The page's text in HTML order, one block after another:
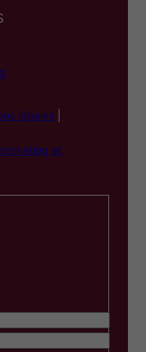
légales
et